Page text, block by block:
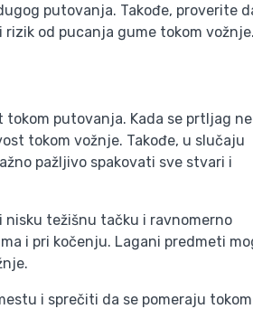
putovanja. Takođe, proverite
od pucanja gume tokom vožnje.
putovanja. Kada se prtljag ne
tokom vožnje. Takođe, u slučaju
pažljivo spakovati sve stvari i
nisku težišnu tačku i ravnomerno
i pri kočenju. Lagani predmeti
i sprečiti da se pomeraju tokom